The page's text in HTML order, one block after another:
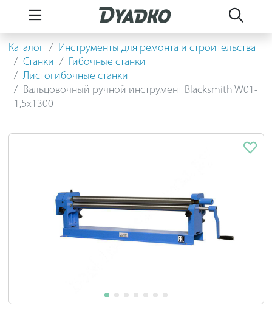
Каталог
Инструменты для ремонта и строительства
Станки
Гибочные станки
Листогибочные станки
Вальцовочный ручной инструмент Blacksmith W01-
1,5x1300